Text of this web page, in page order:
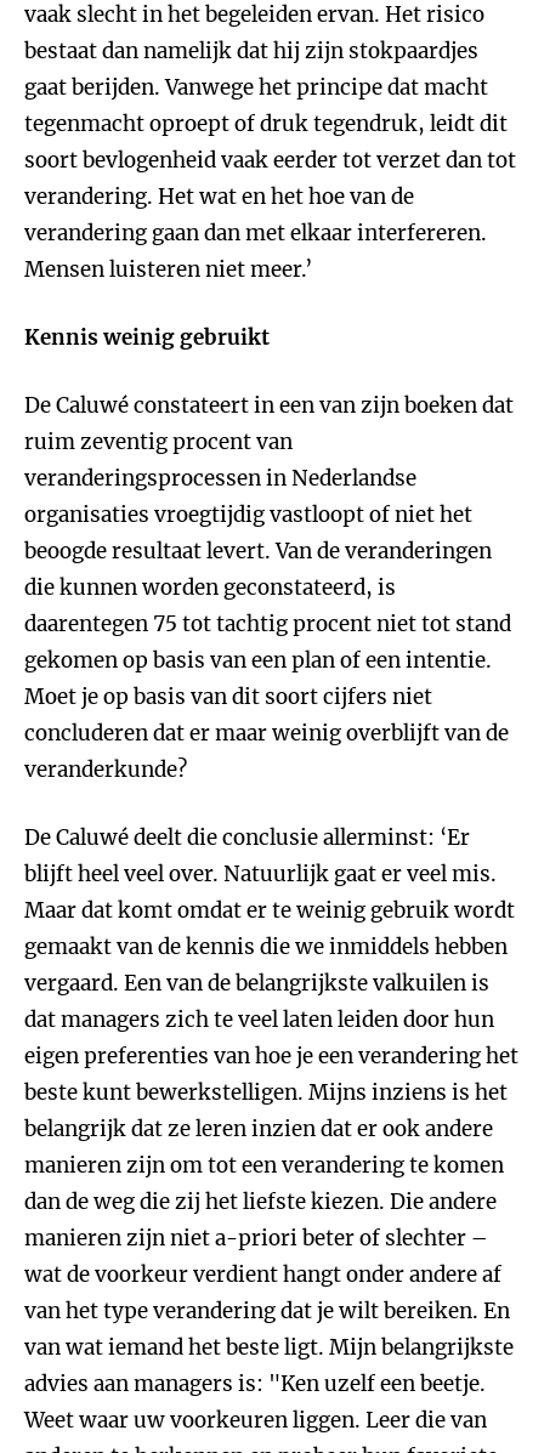
vaak slecht in het begeleiden ervan. Het risico
bestaat dan namelijk dat hij zijn stokpaardjes
gaat berijden. Vanwege het principe dat macht
tegenmacht oproept of druk tegendruk, leidt dit
soort bevlogenheid vaak eerder tot verzet dan tot
verandering. Het wat en het hoe van de
verandering gaan dan met elkaar interfereren.
Mensen luisteren niet meer.’
Kennis weinig gebruikt
De Caluwé constateert in een van zijn boeken dat
ruim zeventig procent van
veranderingsprocessen in Nederlandse
organisaties vroegtijdig vastloopt of niet het
beoogde resultaat levert. Van de veranderingen
die kunnen worden geconstateerd, is
daarentegen 75 tot tachtig procent niet tot stand
gekomen op basis van een plan of een intentie.
Moet je op basis van dit soort cijfers niet
concluderen dat er maar weinig overblijft van de
veranderkunde?
De Caluwé deelt die conclusie allerminst: ‘Er
blijft heel veel over. Natuurlijk gaat er veel mis.
Maar dat komt omdat er te weinig gebruik wordt
gemaakt van de kennis die we inmiddels hebben
vergaard. Een van de belangrijkste valkuilen is
dat managers zich te veel laten leiden door hun
eigen preferenties van hoe je een verandering het
beste kunt bewerkstelligen. Mijns inziens is het
belangrijk dat ze leren inzien dat er ook andere
manieren zijn om tot een verandering te komen
dan de weg die zij het liefste kiezen. Die andere
manieren zijn niet a-priori beter of slechter –
wat de voorkeur verdient hangt onder andere af
van het type verandering dat je wilt bereiken. En
van wat iemand het beste ligt. Mijn belangrijkste
advies aan managers is: "Ken uzelf een beetje.
Weet waar uw voorkeuren liggen. Leer die van